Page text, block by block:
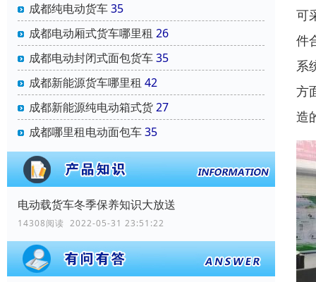
成都纯电动货车35
成都电动厢式货车哪里租 26
成都电动封闭式面包货车35
成都新能源货车哪里租 42
成都新能源纯电动箱式货27
成都哪里租电动面包车35
电动载货车冬季保养知识大放送
14308阅读 2022-05-31 23:51:22
可
件
系
方
造